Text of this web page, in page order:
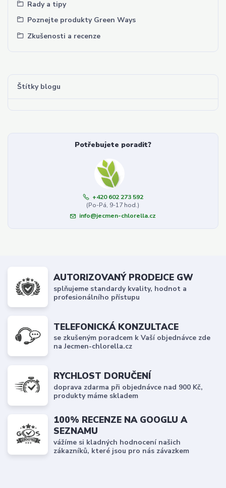
Rady a tipy
Poznejte produkty Green Ways
Zkušenosti a recenze
Štítky blogu
Potřebujete poradit?
+420 602 273 592
(Po-Pá, 9-17 hod.)
info@jecmen-chlorella.cz
AUTORIZOVANÝ PRODEJCE GW
splňujeme standardy kvality, hodnot a
profesionálního přístupu
TELEFONICKÁ KONZULTACE
se zkušeným poradcem k Vaší objednávce zde
na Jecmen-chlorella.cz
RYCHLOST DORUČENÍ
doprava zdarma při objednávce nad 900 Kč,
produkty máme skladem
100% RECENZE NA GOOGLU A
SEZNAMU
vážíme si kladných hodnocení našich
zákazníků, které jsou pro nás závazkem